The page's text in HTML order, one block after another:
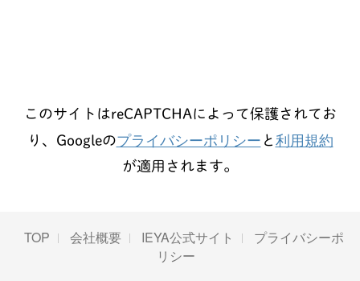
このサイトはreCAPTCHAによって保護されてお
り、Googleのプライバシーポリシー と 利用規約
が適用されます。
TOP 会社概要 IEYA公式サイト
プライバシーポ
リシー